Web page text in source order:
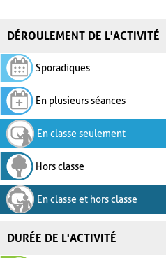
DÉROULEMENT DE L'ACTIVITÉ
Sporadiques
En plusieurs séances
En classe seulement
Hors classe
En classe et hors classe
DURÉE DE L'ACTIVITÉ